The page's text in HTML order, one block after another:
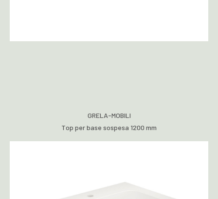
GRELA-MOBILI
Top per base sospesa 1200 mm